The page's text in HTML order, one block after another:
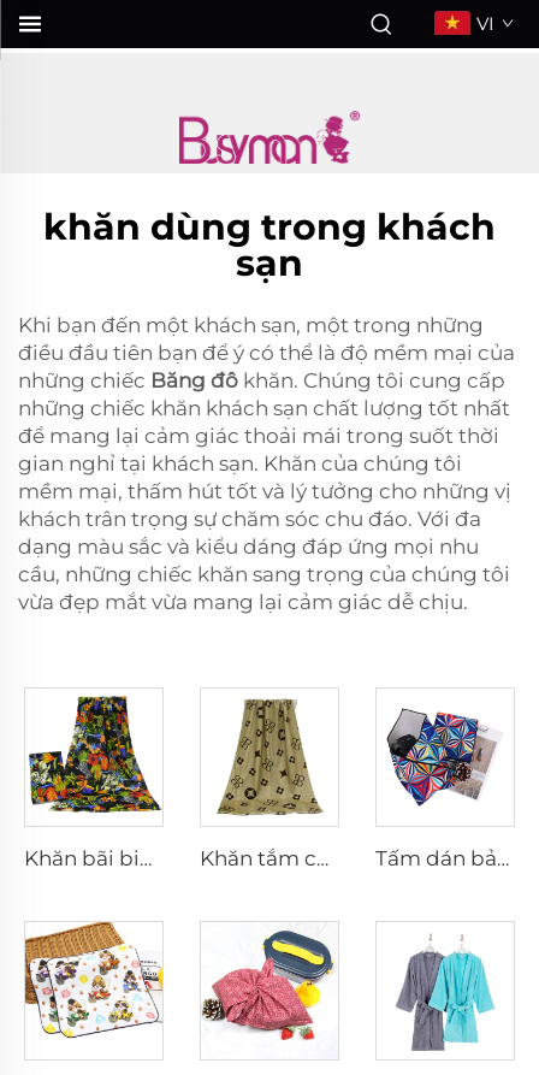
Hair Band
...">
VI
khăn dùng trong khách
sạn
Khi bạn đến một khách sạn, một trong những
điều đầu tiên bạn để ý có thể là độ mềm mại của
những chiếc Băng đô khăn. Chúng tôi cung cấp
những chiếc khăn khách sạn chất lượng tốt nhất
để mang lại cảm giác thoải mái trong suốt thời
gian nghỉ tại khách sạn. Khăn của chúng tôi
mềm mại, thấm hút tốt và lý tưởng cho những vị
khách trân trọng sự chăm sóc chu đáo. Với đa
dạng màu sắc và kiểu dáng đáp ứng mọi nhu
cầu, những chiếc khăn sang trọng của chúng tôi
vừa đẹp mắt vừa mang lại cảm giác dễ chịu.
Khăn bãi biển mềm in ảnh tùy chỉnh cỡ lớn 100% cotton Khăn tắm cotton in họa tiết tùy chỉnh OEM có logo Tấm dán bảo vệ máy ảnh có logo tùy chỉnh, vải ma thuật tự dính, thoải mái, chống trầy xước, tiện lợi khi du lịch